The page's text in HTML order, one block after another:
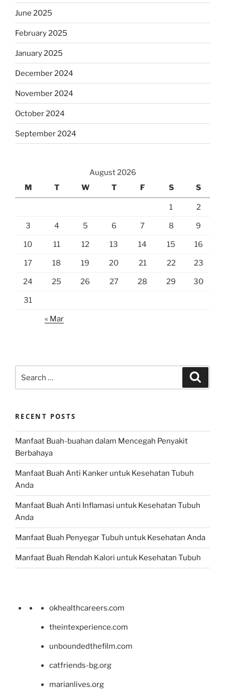
June 2025
February 2025
January 2025
December 2024
November 2024
October 2024
September 2024
August 2026
M
T W T F S S
1 2
3 4 5 6 7 8 9
10 11 12 13 14 15 16
17 18 19 20 21 22 23
24 25 26 27 28 29 30
31
« Mar
for:
RECENT POSTS
Manfaat Buah-buahan dalam Mencegah Penyakit
Berbahaya
Manfaat Buah Anti Kanker untuk Kesehatan Tubuh
Anda
Manfaat Buah Anti Inflamasi untuk Kesehatan Tubuh
Anda
Manfaat Buah Penyegar Tubuh untuk Kesehatan Anda
Manfaat Buah Rendah Kalori untuk Kesehatan Tubuh
okhealthcareers.com
theintexperience.com
unboundedthefilm.com
catfriends-bg.org
marianlives.org